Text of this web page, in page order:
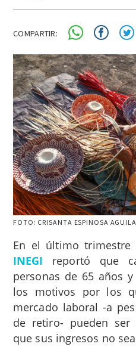
COMPARTIR:
FOTO: CRISANTA ESPINOSA
En el último trimestre
INEGI reportó que
personas de 65 años
los motivos por los
mercado laboral -a
de retiro- pueden ser
que sus ingresos no